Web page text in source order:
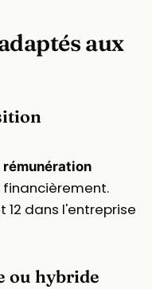
aux
12 dans l'entreprise
ou hybride